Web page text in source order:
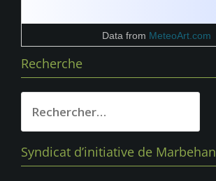
Data from MeteoArt.com
Recherche
Syndicat d’initiative de Marbehan